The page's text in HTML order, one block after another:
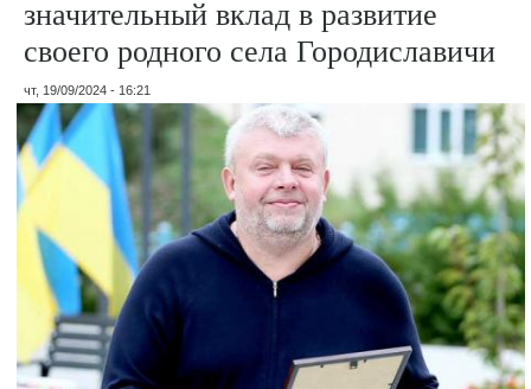
значительный вклад в развитие
своего родного села Городиславичи
чт, 19/09/2024 - 16:21